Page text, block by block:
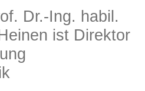
Dr.-Ing. habil.
ist Direktor